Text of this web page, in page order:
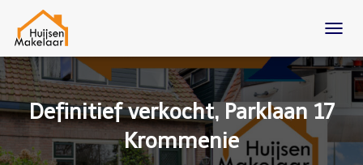
O
G
L
A
Definitief verkocht, Parklaan 17
Krommenie